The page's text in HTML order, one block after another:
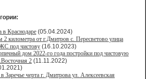
в Краснодаре (05.04.2024)
километра от г.Дмитров с. Пересветово улица
под чистову (16.10.2023)
дом 2022-го года постройки под чистовую
2 (11.11.2022)
черта г. Дмитрoва ул. Алексеевская